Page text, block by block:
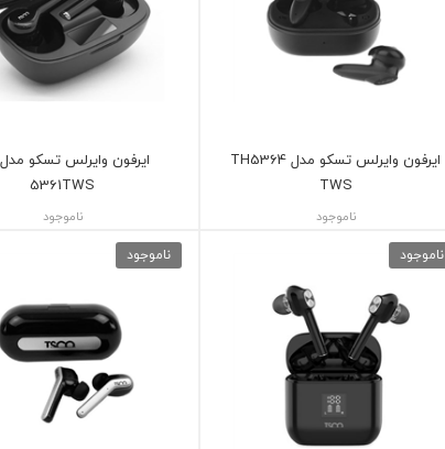
ایرفون وایرلس تسکو مدل TH5364
TWS
ناموجود
5361TWS
ناموجود
ناموجود ناموجود